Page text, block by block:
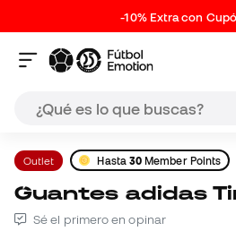
-10% Extra con
Outlet Hasta 30 Member Points
Guantes adidas
Sé el primero en opinar